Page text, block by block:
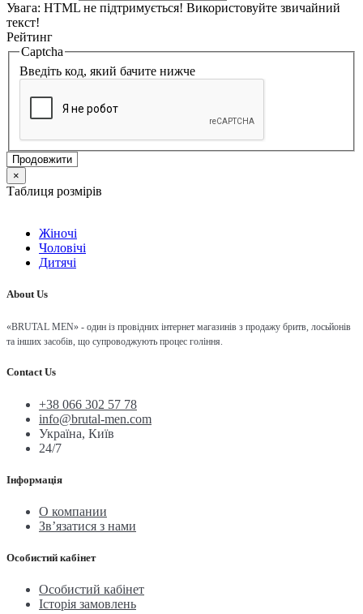
Увага: HTML не підтримується! Використовуйте звичайний
текст!
Рейтинг
Captcha
Введіть код, який бачите нижче
Продовжити
×
Таблиця розмірів
Жіночі
Чоловічі
Дитячі
About Us
«BRUTAL MEN» - один із провідних інтернет магазинів з продажу бритв, лосьйонів
та інших засобів, що супроводжують процес гоління.
Contact Us
+38 066 302 57 78
info@brutal-men.com
Україна, Київ
24/7
Інформація
О компании
Зв’язатися з нами
Особистий кабінет
Особистий кабінет
Історія замовлень